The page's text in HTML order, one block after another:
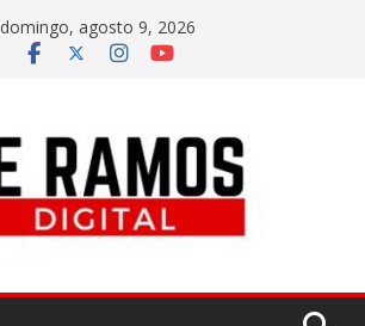
domingo, agosto 9, 2026